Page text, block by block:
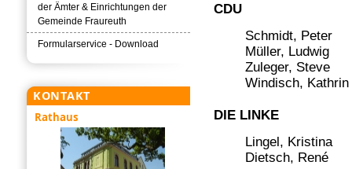
CDU
Schmidt, Peter
Müller, Ludwig
Zuleger, Steve
Windisch, Kathrin
DIE LINKE
Lingel, Kristina
Dietsch, René
der Ämter & Einrichtungen der
Gemeinde Fraureuth
Formularservice - Download
KONTAKT
Rathaus